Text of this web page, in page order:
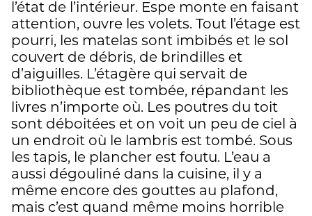
l’état de l’intérieur. Espe monte en faisant
attention, ouvre les volets. Tout l’étage est
pourri, les matelas sont imbibés et le sol
couvert de débris, de brindilles et
d’aiguilles. L’étagère qui servait de
bibliothèque est tombée, répandant les
livres n’importe où. Les poutres du toit
sont déboitées et on voit un peu de ciel à
un endroit où le lambris est tombé. Sous
les tapis, le plancher est foutu. L’eau a
aussi dégouliné dans la cuisine, il y a
même encore des gouttes au plafond,
mais c’est quand même moins horrible